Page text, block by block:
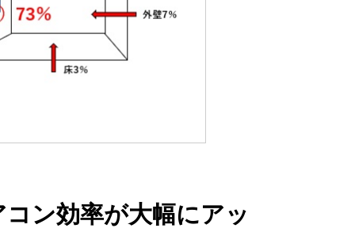
ン効率が大幅にアッ